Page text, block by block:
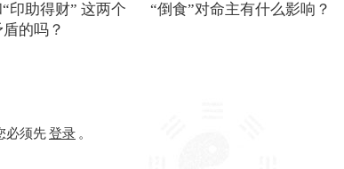
印助得财” 这两个
的吗？
“倒食”对命主有什么影响？
必须先登录 。